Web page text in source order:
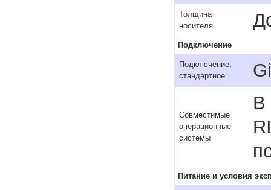
Толщина
носителя
Подключение
Подключение,
стандартное
Совместимые
операционные
системы
В
Питание и условия